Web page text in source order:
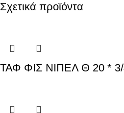
Σχετικά προϊόντα
ΤΑΦ ΦΙΣ ΝΙΠΕΛ Θ 20 * 3/